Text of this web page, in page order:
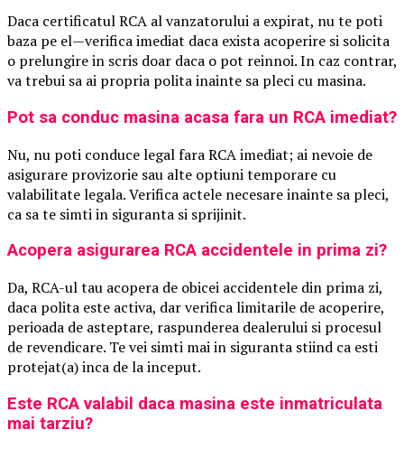
Daca certificatul RCA al vanzatorului a expirat, nu te poti
baza pe el—verifica imediat daca exista acoperire si solicita
o prelungire in scris doar daca o pot reinnoi. In caz contrar,
va trebui sa ai propria polita inainte sa pleci cu masina.
Pot sa conduc masina acasa fara un RCA imediat?
Nu, nu poti conduce legal fara RCA imediat; ai nevoie de
asigurare provizorie sau alte optiuni temporare cu
valabilitate legala. Verifica actele necesare inainte sa pleci,
ca sa te simti in siguranta si sprijinit.
Acopera asigurarea RCA accidentele in prima zi?
Da, RCA-ul tau acopera de obicei accidentele din prima zi,
daca polita este activa, dar verifica limitarile de acoperire,
perioada de asteptare, raspunderea dealerului si procesul
de revendicare. Te vei simti mai in siguranta stiind ca esti
protejat(a) inca de la inceput.
Este RCA valabil daca masina este inmatriculata
mai tarziu?